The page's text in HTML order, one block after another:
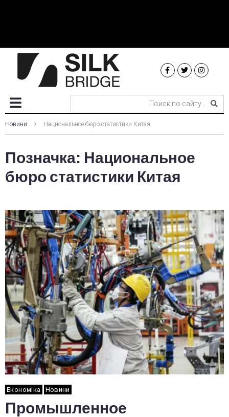
Новини Национальное бюро статистики Китая
Позначка: Национальное
бюро статистики Китая
Економіка Новини
Промышленное